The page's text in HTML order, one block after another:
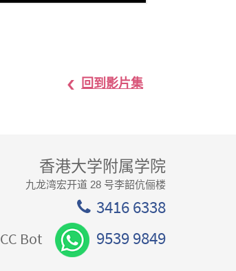
回到影片集
香港大学附属学院
九龙湾宏开道 28 号李韶伉俪楼
3416 6338
CC Bot 9539 9849